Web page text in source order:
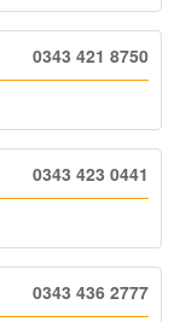
0343 421 8750
0343 423 0441
0343 436 2777